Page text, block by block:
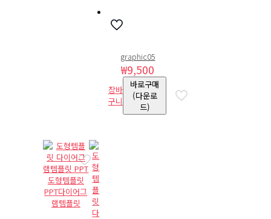
graphic05
₩9,500
장바
구니
바로구매
(다운로
드)